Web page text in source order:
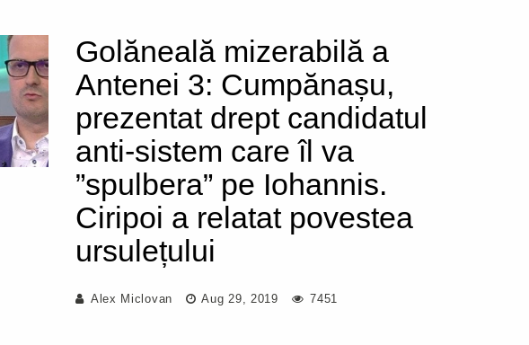
Golăneală mizerabilă a
Antenei 3: Cumpănașu,
prezentat drept candidatul
anti-sistem care îl va
”spulbera” pe Iohannis.
Ciripoi a relatat povestea
ursulețului
Alex Miclovan Aug 29, 2019 7451